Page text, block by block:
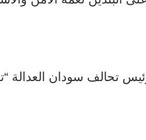
تحالف سودان العدالة